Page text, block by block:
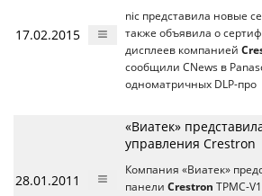
17.02.2015
nic представила новые
также объявила о
дисплеев компанией
сообщили CNews в
одноматричных DLP-про
28.01.2011
«Виатек»
управления Crestron
Компания «Виатек»
панели Crestron TPMC-